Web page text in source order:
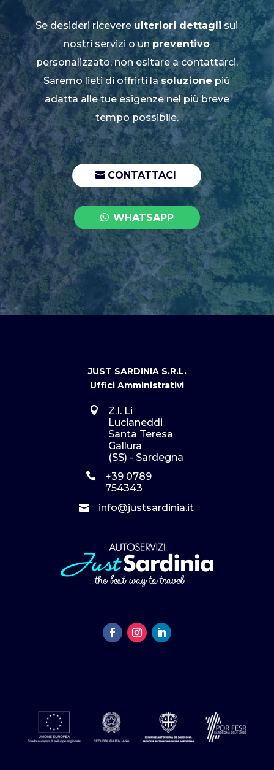
Se desideri ricevereulteriori dettaglisui
nostri servizi o unpreventivo
personalizzato, non esitare a contattarci.
Saremo lieti di offrirti lasoluzione più
adatta alle tue esigenze nel più breve
tempo possibile.
CONTATTACI
WHATSAPP
JUST SARDINIA S.R.L.
Uffici Amministrativi

Z.I. Li
Lucianeddi
Santa Teresa
Gallura
(SS) - Sardegna

+39 0789
754343
 info@justsardinia.it